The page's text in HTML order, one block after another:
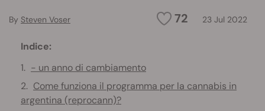
72 23 Jul 2022
By Steven Voser
Indice:
- un anno di cambiamento
Come funziona il programma per la cannabis in
argentina (reprocann)?